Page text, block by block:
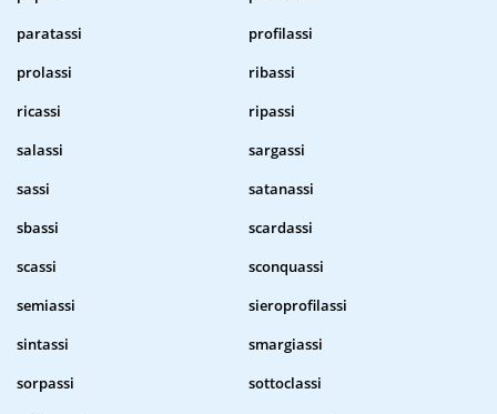
paratassi
profilassi
prolassi
ribassi
ricassi
ripassi
salassi
sargassi
sassi
satanassi
sbassi
scardassi
scassi
sconquassi
semiassi
sieroprofilassi
sintassi
smargiassi
sorpassi
sottoclassi